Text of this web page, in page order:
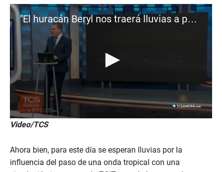
"El huracán Beryl nos traerá lluvias a partir del jueves": Moisés Urbina
0
s
c
o
n
Video/TCS
Ahora bien, para este día se esperan lluvias por la
influencia del paso de una onda tropical con una